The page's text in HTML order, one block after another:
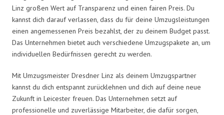
Linz großen Wert auf Transparenz und einen fairen Preis. Du
kannst dich darauf verlassen, dass du für deine Umzugsleistungen
einen angemessenen Preis bezahlst, der zu deinem Budget passt.
Das Unternehmen bietet auch verschiedene Umzugspakete an, um
individuellen Bedürfnissen gerecht zu werden.
Mit Umzugsmeister Dresdner Linz als deinem Umzugspartner
kannst du dich entspannt zurücklehnen und dich auf deine neue
Zukunft in Leicester freuen. Das Unternehmen setzt auf
professionelle und zuverlässige Mitarbeiter, die dafür sorgen,